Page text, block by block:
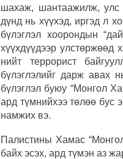
шахаж, шантаажилж, улс
дүнд нь хүүхэд, иргэд л
бүлэглэл хоорондын
хүүхдүүдээр
нийт террорист
бүлэглэлийг дарж авах
бүлэглэл буюу “Монгол
ард түмнийхээ төлөө бус
намжих вэ.
Палистины Хамас
байх эсэх, ард түмэн аз